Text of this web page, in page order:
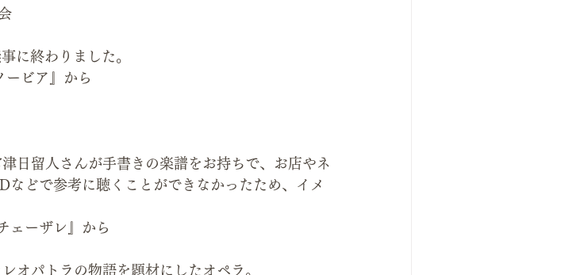
に終わりました。
ービア』から
日留人さんが手書きの楽譜をお持ちで、お店やネ
などで参考に聴くことができなかったため、イメ
ェーザレ』から
オパトラの物語を題材にしたオペラ。